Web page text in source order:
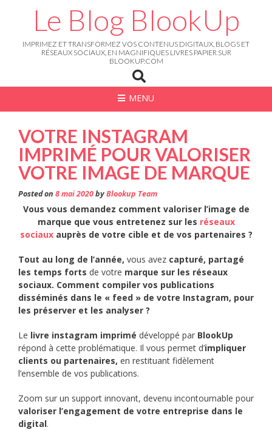
Le Blog BlookUp
IMPRIMEZ ET TRANSFORMEZ VOS CONTENUS DIGITAUX, BLOGS ET
RÉSEAUX SOCIAUX, EN MAGNIFIQUES LIVRES PAPIER SUR
BLOOKUP.COM
MENU
VOTRE INSTAGRAM
IMPRIMÉ POUR VALORISER
VOTRE IMAGE DE MARQUE
Posted on 8 mai 2020byBlookup Team
Vous vous demandez comment valoriser l’image de
marque que vous entretenez sur les réseaux
sociauxauprès de votre cible et de vos partenaires ?
Tout au long de l’année, vous avez capturé, partagé
les temps forts de votre marque sur les réseaux
sociaux. Comment compiler vos publications
disséminés dans le « feed » de votre Instagram, pour
les préserver et les analyser ?
Le livre instagram imprimé développé par BlookUp
répond à cette problématique. Il vous permet d’impliquer
clients ou partenaires, en restituant fidèlement
l’ensemble de vos publications.
Zoom sur un support innovant, devenu incontournable pour
valoriser l’engagement de votre entreprise dans le
digital.